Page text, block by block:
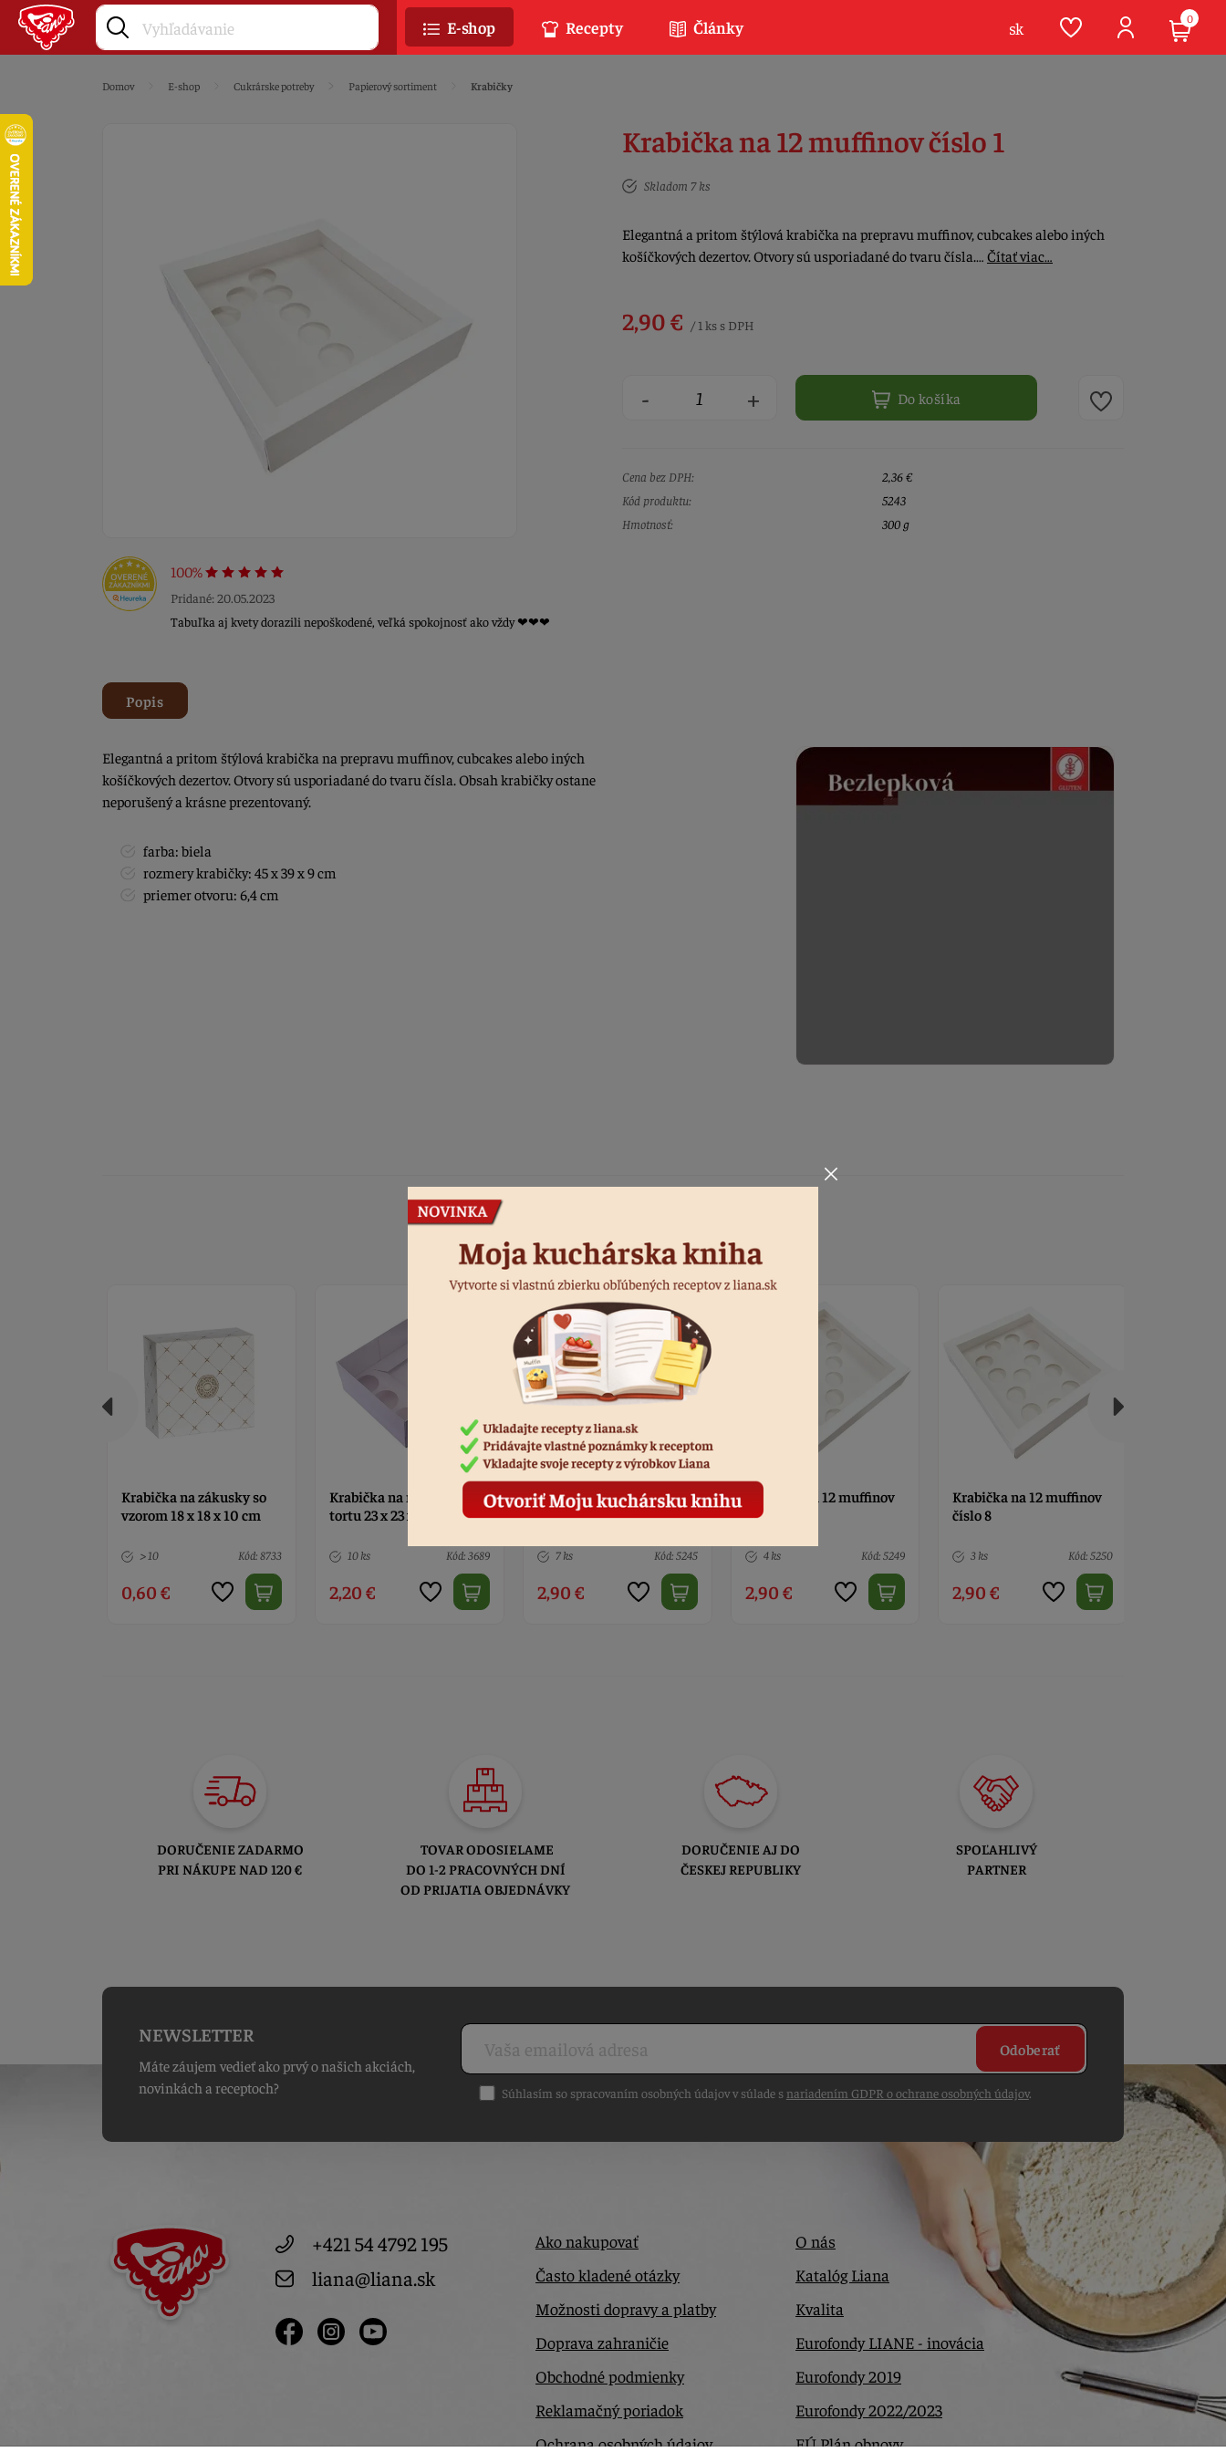
Domov E-shop Cukrárske potreby Papierový sortiment Krabičky
100%
Pridané: 20.05.2023
Tabuľka aj kvety dorazili nepoškodené, veľká spokojnosť ako vždy ❤❤❤
Krabička na 12 muffinov číslo 1
Skladom 7 ks
Elegantná a pritom štýlová krabička na prepravu muffinov, cubcakes alebo iných
košíčkových dezertov. Otvory sú usporiadané do tvaru čísla.… Čítať viac…
2,90 € / 1 ks s DPH
- + Do košíka
Cena bez DPH:
2,36 €
Kód produktu:
5243
Hmotnosť:
300 g
Popis
Elegantná a pritom štýlová krabička na prepravu muffinov, cubcakes alebo iných
košíčkových dezertov. Otvory sú usporiadané do tvaru čísla. Obsah krabičky ostane
neporušený a krásne prezentovaný.
farba: biela
rozmery krabičky: 45 x 39 x 9 cm
priemer otvoru: 6,4 cm
Krabička na muffiny a
tortu 23 x 23 x 10 cm
10 ks Kód: 3689
2,20 €
Krabička na 12 muffinov
číslo 3
7 ks Kód: 5245
2,90 €
Krabička na 12 muffinov
číslo 7
4 ks Kód: 5249
2,90 €
Krabička na 12 muffinov
číslo 8
3 ks Kód: 5250
2,90 €
Krabička na 12 muffinov
číslo 9
3 ks Kód: 5251
2,90 €
DORUČENIE ZADARMO
PRI NÁKUPE NAD 120 €
TOVAR ODOSIELAME
DO 1-2 PRACOVNÝCH DNÍ
OD PRIJATIA OBJEDNÁVKY
DORUČENIE AJ DO
ČESKEJ REPUBLIKY
SPOĽAHLIVÝ
PARTNER
NEWSLETTER
Máte záujem vedieť ako prvý o našich akciách,
novinkách a receptoch?
Odoberať
Súhlasím so spracovaním osobných údajov v súlade snariadením GDPR o ochrane osobných údajov.
+421 54 4792 195
liana@liana.sk
Ako nakupovať
Často kladené otázky
Možnosti dopravy a platby
Doprava zahraničie
Obchodné podmienky
Reklamačný poriadok
Ochrana osobných údajov
O nás
Katalóg Liana
Kvalita
Eurofondy LIANE - inovácia
Eurofondy 2019
Eurofondy 2022/2023
EÚ Plán obnovy
E-shop Recepty Články sk 0